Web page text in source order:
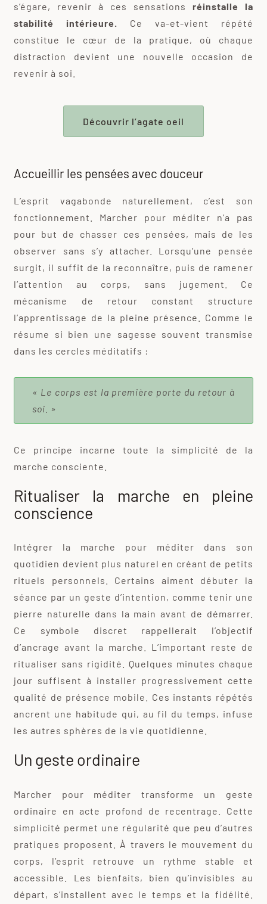
s’égare, revenir à ces sensations réinstalle la
stabilité intérieure.
Ce va-et-vient répété
constitue le cœur de la pratique, où chaque
distraction devient une nouvelle occasion de
revenir à soi.
Découvrir l’agate oeil
Accueillir les pensées avec douceur
L’esprit vagabonde naturellement, c’est son
fonctionnement. Marcher pour méditer n’a pas
pour but de chasser ces pensées, mais de les
observer sans s’y attacher. Lorsqu’une pensée
surgit, il suffit de la reconnaître, puis de ramener
l’attention au corps, sans jugement. Ce
mécanisme de retour constant structure
l’apprentissage de la pleine présence. Comme le
résume si bien une sagesse souvent transmise
dans les cercles méditatifs :
« Le corps est la première porte du retour à
soi. »
Ce principe incarne toute la simplicité de la
marche consciente.
Ritualiser la marche en pleine
conscience
Intégrer la marche pour méditer dans son
quotidien devient plus naturel en créant de petits
rituels personnels. Certains aiment débuter la
séance par un geste d’intention, comme tenir une
pierre naturelle dans la main avant de démarrer.
Ce symbole discret rappellerait l’objectif
d’ancrage avant la marche. L’important reste de
ritualiser sans rigidité. Quelques minutes chaque
jour suffisent à installer progressivement cette
qualité de présence mobile. Ces instants répétés
ancrent une habitude qui, au fil du temps, infuse
les autres sphères de la vie quotidienne.
Un geste ordinaire
Marcher pour méditer transforme un geste
ordinaire en acte profond de recentrage. Cette
simplicité permet une régularité que peu d’autres
pratiques proposent. À travers le mouvement du
corps, l’esprit retrouve un rythme stable et
accessible. Les bienfaits, bien qu’invisibles au
départ, s’installent avec le temps et la fidélité.